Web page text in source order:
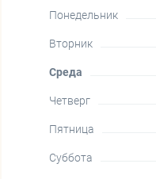
Понедельник
Вторник
Среда
Четверг
Пятница
Суббота